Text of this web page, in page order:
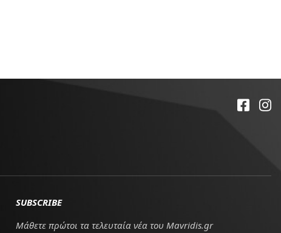
SUBSCRIBE
Μάθετε πρώτοι τα τελευταία νέα του Mavridis.gr